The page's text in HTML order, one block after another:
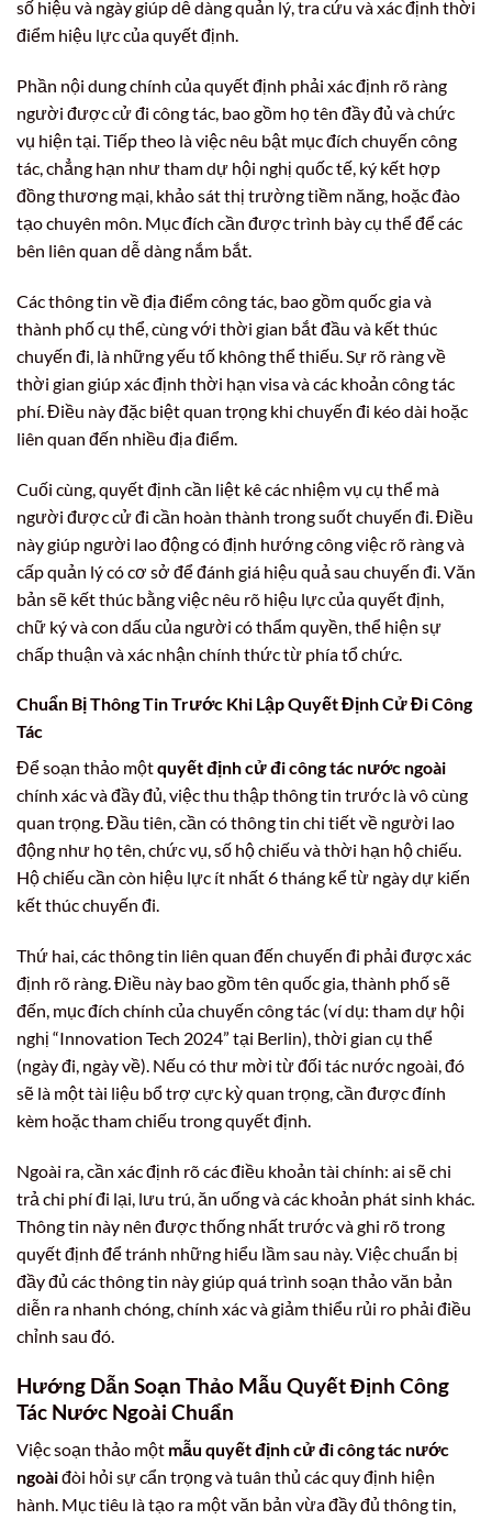
số hiệu và ngày giúp dễ dàng quản lý, tra cứu và xác định thời
điểm hiệu lực của quyết định.
Phần nội dung chính của quyết định phải xác định rõ ràng
người được cử đi công tác, bao gồm họ tên đầy đủ và chức
vụ hiện tại. Tiếp theo là việc nêu bật mục đích chuyến công
tác, chẳng hạn như tham dự hội nghị quốc tế, ký kết hợp
đồng thương mại, khảo sát thị trường tiềm năng, hoặc đào
tạo chuyên môn. Mục đích cần được trình bày cụ thể để các
bên liên quan dễ dàng nắm bắt.
Các thông tin về địa điểm công tác, bao gồm quốc gia và
thành phố cụ thể, cùng với thời gian bắt đầu và kết thúc
chuyến đi, là những yếu tố không thể thiếu. Sự rõ ràng về
thời gian giúp xác định thời hạn visa và các khoản công tác
phí. Điều này đặc biệt quan trọng khi chuyến đi kéo dài hoặc
liên quan đến nhiều địa điểm.
Cuối cùng, quyết định cần liệt kê các nhiệm vụ cụ thể mà
người được cử đi cần hoàn thành trong suốt chuyến đi. Điều
này giúp người lao động có định hướng công việc rõ ràng và
cấp quản lý có cơ sở để đánh giá hiệu quả sau chuyến đi. Văn
bản sẽ kết thúc bằng việc nêu rõ hiệu lực của quyết định,
chữ ký và con dấu của người có thẩm quyền, thể hiện sự
chấp thuận và xác nhận chính thức từ phía tổ chức.
Chuẩn Bị Thông Tin Trước Khi LậpQuyết Định Cử Đi Công
Tác
Để soạn thảo mộtquyết định cử đi công tác nước ngoài
chính xác và đầy đủ, việc thu thập thông tin trước là vô cùng
quan trọng. Đầu tiên, cần có thông tin chi tiết về người lao
động như họ tên, chức vụ, số hộ chiếu và thời hạn hộ chiếu.
Hộ chiếu cần còn hiệu lực ít nhất 6 tháng kể từ ngày dự kiến
kết thúc chuyến đi.
Thứ hai, các thông tin liên quan đến chuyến đi phải được xác
định rõ ràng. Điều này bao gồm tên quốc gia, thành phố sẽ
đến, mục đích chính của chuyến công tác (ví dụ: tham dự hội
nghị “Innovation Tech 2024” tại Berlin), thời gian cụ thể
(ngày đi, ngày về). Nếu có thư mời từ đối tác nước ngoài, đó
sẽ là một tài liệu bổ trợ cực kỳ quan trọng, cần được đính
kèm hoặc tham chiếu trong quyết định.
Ngoài ra, cần xác định rõ các điều khoản tài chính: ai sẽ chi
trả chi phí đi lại, lưu trú, ăn uống và các khoản phát sinh khác.
Thông tin này nên được thống nhất trước và ghi rõ trong
quyết định để tránh những hiểu lầm sau này. Việc chuẩn bị
đầy đủ các thông tin này giúp quá trình soạn thảo văn bản
diễn ra nhanh chóng, chính xác và giảm thiểu rủi ro phải điều
chỉnh sau đó.
Hướng Dẫn Soạn Thảo Mẫu Quyết Định Công
Tác Nước Ngoài Chuẩn
Việc soạn thảo một mẫu quyết định cử đi công tác nước
ngoàiđòi hỏi sự cẩn trọng và tuân thủ các quy định hiện
hành. Mục tiêu là tạo ra một văn bản vừa đầy đủ thông tin,